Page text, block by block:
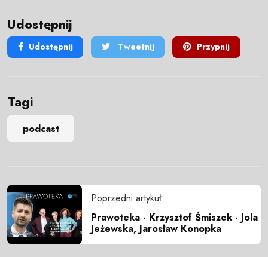
Udostępnij
Udostępnij Tweetnij Przypnij
Tagi
podcast
Poprzedni artykuł
Prawoteka - Krzysztof Śmiszek - Jola
Jeżewska, Jarosław Konopka